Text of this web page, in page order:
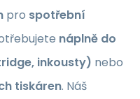
pro spotřební
náplně do
inkousty) nebo
tiskáren. Náš